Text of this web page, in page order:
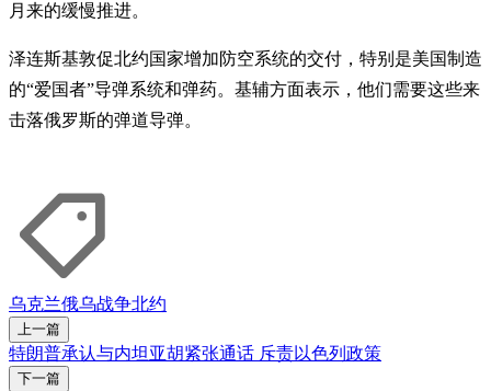
月来的缓慢推进。
泽连斯基敦促北约国家增加防空系统的交付，特别是美国制造
的“爱国者”导弹系统和弹药。基辅方面表示，他们需要这些来
击落俄罗斯的弹道导弹。
乌克兰俄乌战争北约
上一篇
特朗普承认与内坦亚胡紧张通话 斥责以色列政策
下一篇